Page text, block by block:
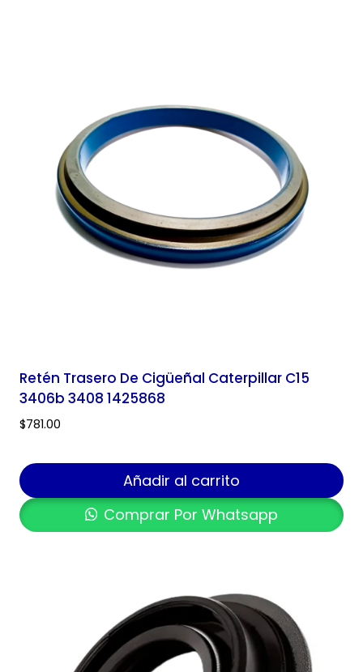
Retén Trasero De Cigüeñal Caterpillar C15
3406b 3408 1425868
$781.00
Añadir al carrito
Comprar Por Whatsapp